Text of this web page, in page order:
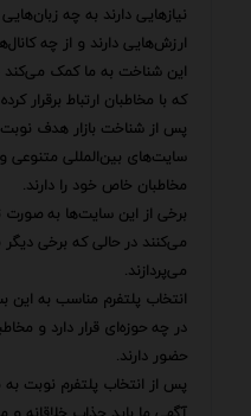
نیازهایی دارند به چه
ارزش‌هایی دارند و از چه
این شناخت به ما کمک می‌کند
که با مخاطبان ارتباط برقرار
پس از شناخت بازار هدف
سایت‌های بین‌المللی متنوعی
مخاطبان خاص خود را دارند.
برخی از این سایت‌ها به
می‌کنند در حالی که برخی
می‌پردازند.
انتخاب پلتفرم مناسب به
در چه حوزه‌ای قرار دارد و
حضور دارند.
پس از انتخاب پلتفرم نوبت